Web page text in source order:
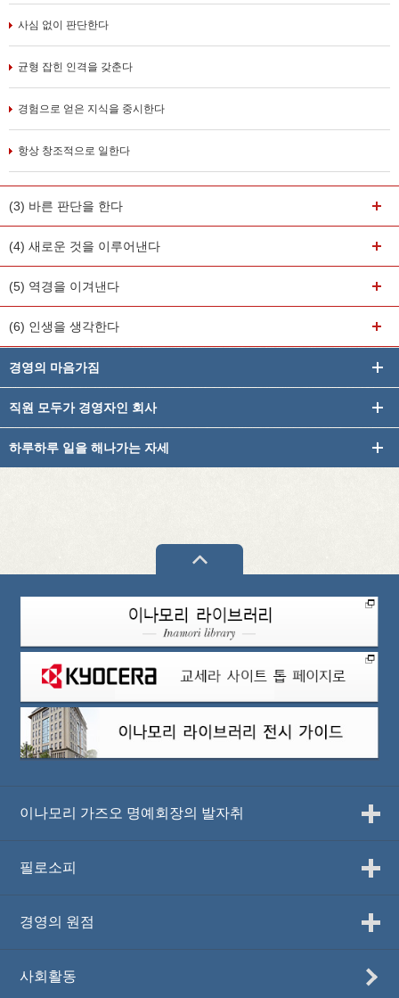
사심 없이 판단한다
균형 잡힌 인격을 갖춘다
경험으로 얻은 지식을 중시한다
항상 창조적으로 일한다
(3) 바른 판단을 한다
(4) 새로운 것을 이루어낸다
(5) 역경을 이겨낸다
(6) 인생을 생각한다
경영의 마음가짐
직원 모두가 경영자인 회사
하루하루 일을 해나가는 자세
이나모리 가즈오 명예회장의 발자취
필로소피
경영의 원점
사회활동